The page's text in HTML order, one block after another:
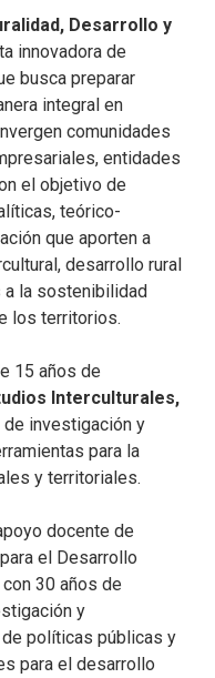
Desarrollo y
innovadora de
busca preparar
integral en
comunidades
entidades
el objetivo de
teórico-
que aporten a
desarrollo rural
a la sostenibilidad
los territorios.
15 años de
Interculturales,
investigación y
para la
y territoriales.
docente de
el Desarrollo
30 años de
y
políticas públicas y
para el desarrollo